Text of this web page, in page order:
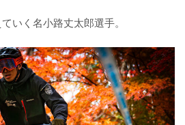
いく名小路丈太郎選手。